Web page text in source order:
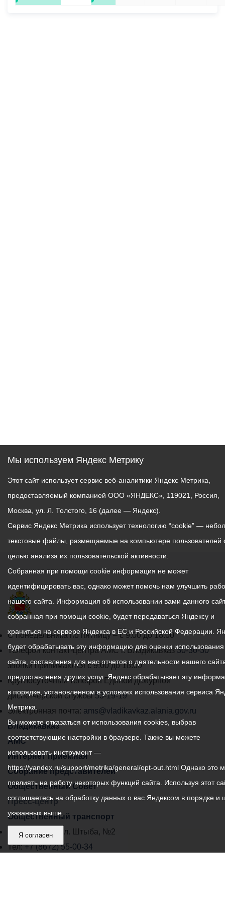
График
работы
администрации
местного
самоуправления
города
Владикавказ:
С понедельника по пятницу – с 9.00 до 18.00
Телефон контакт-центра АМС г. Владикавказ30-30-30
звонки принимаются с 9:00 до 18:00
Круглосуточный телефон Единой дежурной
диспетчерской службы53-19-19
Электронная почта: ams@vladikavkaz.alania.gov.ru
Владикавказ
АМС
Интернет приемная
Собрание представителей
Общественный Совет
Пресс-центр
Общественный транспорт
Владикавказ, пл. Штыба, №2
Тел:+7 (8672) 55-00-34
Мы используем Яндекс Метрику
Этот сайт использует сервис веб-аналитики Яндекс Метрика,
предоставляемый компанией ООО «ЯНДЕКС», 119021, Россия,
Москва, ул. Л. Толстого, 16 (далее — Яндекс).
Сервис Яндекс Метрика использует технологию “cookie” —
текстовые файлы, размещаемые на компьютере пользователей
целью анализа их пользовательской активности.
Собранная при помощи cookie информация не может
идентифицировать вас, однако может помочь нам улучшить
нашего сайта. Информация об использовании вами данного
собранная при помощи cookie, будет передаваться Яндексу и
храниться на сервере Яндекса в ЕС и Российской Федерации.
будет обрабатывать эту информацию для оценки
сайта, составления для нас отчетов о деятельности нашего
предоставления других услуг. Яндекс обрабатывает эту
в порядке, установленном в условиях использования сервиса
Метрика.
Вы можете отказаться от использования cookies, выбрав
соответствующие настройки в браузере. Также вы можете
использовать инструмент —
https://yandex.ru/support/metrika/general/opt-out.html Однако это
повлиять на работу некоторых функций сайта. Используя этот
соглашаетесь на обработку данных о вас Яндексом в порядке и
указанных выше.
Я согласен